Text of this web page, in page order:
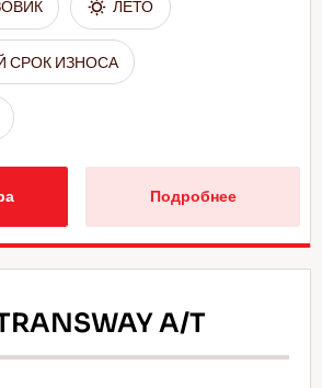
ЛЕТО
СРОК ИЗНОСА
Подробнее
A/T